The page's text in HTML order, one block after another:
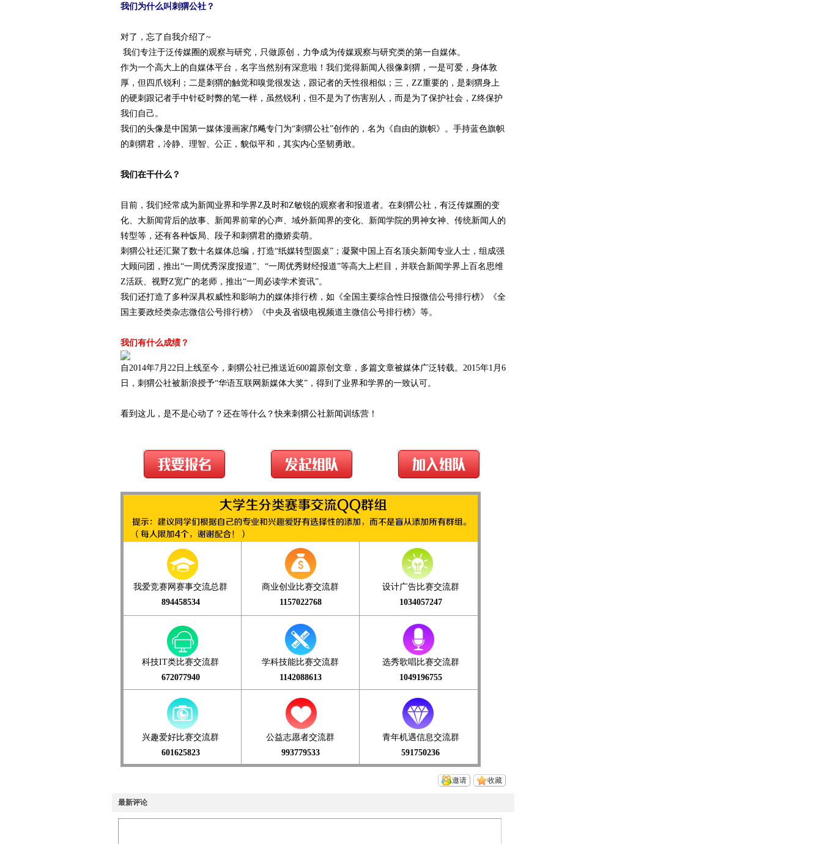
我们为什么叫刺猬公社？
对了，忘了自我介绍了~
我们专注于泛传媒圈的观察与研究，只做原创，力争成为传媒观察与研究类的第一自媒体。
作为一个高大上的自媒体平台，名字当然别有深意啦！我们觉得新闻人很像刺猬，一是可爱，身体敦
厚，但四爪锐利；二是刺猬的触觉和嗅觉很发达，跟记者的天性很相似；三，ZZ重要的，是刺猬身上
的硬刺跟记者手中针砭时弊的笔一样，虽然锐利，但不是为了伤害别人，而是为了保护社会，Z终保护
我们自己。
我们的头像是中国第一媒体漫画家邝飚专门为“刺猬公社”创作的，名为《自由的旗帜》。手持蓝色旗帜
的刺猬君，冷静、理智、公正，貌似平和，其实内心坚韧勇敢。
我们在干什么？
目前，我们经常成为新闻业界和学界Z及时和Z敏锐的观察者和报道者。在刺猬公社，有泛传媒圈的变
化、大新闻背后的故事、新闻界前辈的心声、域外新闻界的变化、新闻学院的男神女神、传统新闻人的
转型等，还有各种饭局、段子和刺猬君的撒娇卖萌。
刺猬公社还汇聚了数十名媒体总编，打造“纸媒转型圆桌”；凝聚中国上百名顶尖新闻专业人士，组成强
大顾问团，推出“一周优秀深度报道”、“一周优秀财经报道”等高大上栏目，并联合新闻学界上百名思维
Z活跃、视野Z宽广的老师，推出“一周必读学术资讯”。
我们还打造了多种深具权威性和影响力的媒体排行榜，如《全国主要综合性日报微信公号排行榜》《全
国主要政经类杂志微信公号排行榜》《中央及省级电视频道主微信公号排行榜》等。
我们有什么成绩？
自2014年7月22日上线至今，刺猬公社已推送近600篇原创文章，多篇文章被媒体广泛转载。2015年1月6
日，刺猬公社被新浪授予“华语互联网新媒体大奖”，得到了业界和学界的一致认可。
看到这儿，是不是心动了？还在等什么？快来刺猬公社新闻训练营！
我爱竞赛网赛事交流总群
894458534
商业创业比赛交流群
1157022768
设计广告比赛交流群
1034057247
科技IT类比赛交流群
672077940
学科技能比赛交流群
1142088613
选秀歌唱比赛交流群
1049196755
兴趣爱好比赛交流群
601625823
公益志愿者交流群
993779533
青年机遇信息交流群
591750236
收藏
邀请
最新评论